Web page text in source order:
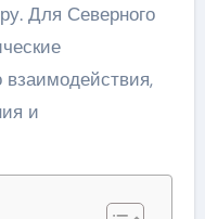
Для Северного
взаимодействия,
и